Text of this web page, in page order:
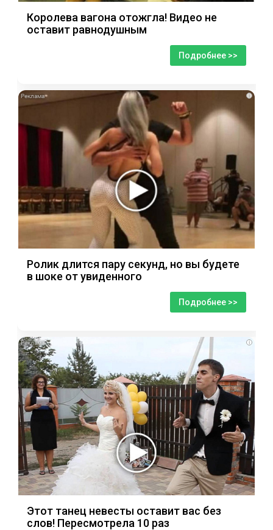
Королева вагона отожгла! Видео не
оставит равнодушным
Подробнее >>
i
Ролик длится пару секунд, но вы будете
в шоке от увиденного
Подробнее >>
i
Этот танец невесты оставит вас без
слов! Пересмотрела 10 раз